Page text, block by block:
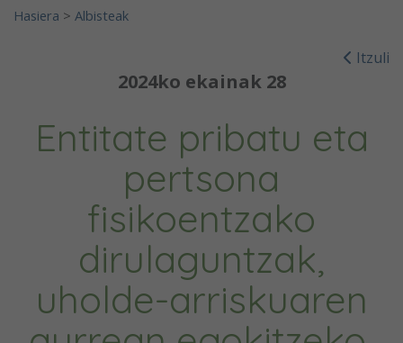
Hasiera > Albisteak
Itzuli
2024ko ekainak 28
Entitate pribatu eta
pertsona
fisikoentzako
dirulaguntzak,
uholde-arriskuaren